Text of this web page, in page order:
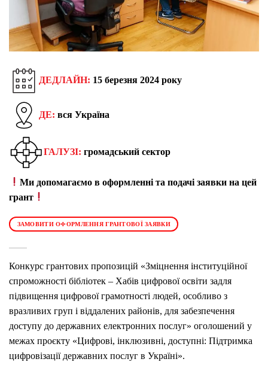
ДЕДЛАЙН: 15 березня 2024 року
ДЕ: вся Україна
ГАЛУЗІ: громадський сектор
Ми допомагаємо в оформленні та подачі заявки на цей
грант
ЗАМОВИТИ ОФОРМЛЕННЯ ГРАНТОВОЇ ЗАЯВКИ
Конкурс грантових пропозицій «Зміцнення інституційної
спроможності бібліотек – Хабів цифрової освіти задля
підвищення цифрової грамотності людей, особливо з
вразливих груп і віддалених районів, для забезпечення
доступу до державних електронних послуг» оголошений у
межах проєкту «Цифрові, інклюзивні, доступні: Підтримка
цифровізації державних послуг в Україні».